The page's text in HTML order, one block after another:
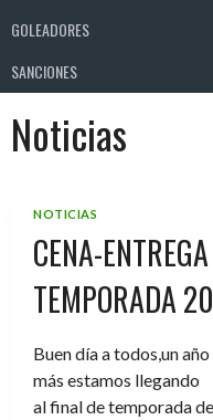
GOLEADORES
SANCIONES
Noticias
NOTICIAS
CENA-
TEMPORADA
Buen día a todos,un año
más estamos llegando
al final de temporada